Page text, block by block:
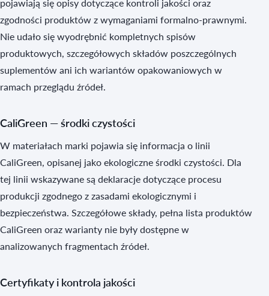
pojawiają się opisy dotyczące kontroli jakości oraz
zgodności produktów z wymaganiami formalno‑prawnymi.
Nie udało się wyodrębnić kompletnych spisów
produktowych, szczegółowych składów poszczególnych
suplementów ani ich wariantów opakowaniowych w
ramach przeglądu źródeł.
CaliGreen — środki czystości
W materiałach marki pojawia się informacja o linii
CaliGreen, opisanej jako ekologiczne środki czystości. Dla
tej linii wskazywane są deklaracje dotyczące procesu
produkcji zgodnego z zasadami ekologicznymi i
bezpieczeństwa. Szczegółowe składy, pełna lista produktów
CaliGreen oraz warianty nie były dostępne w
analizowanych fragmentach źródeł.
Certyfikaty i kontrola jakości